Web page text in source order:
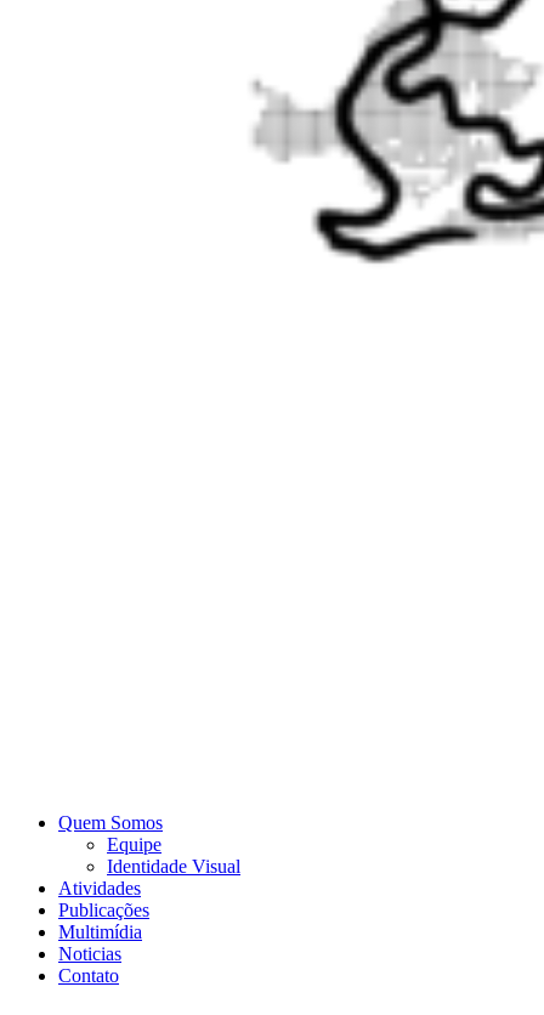
Quem Somos
Equipe
Identidade Visual
Atividades
Publicações
Multimídia
Noticias
Contato